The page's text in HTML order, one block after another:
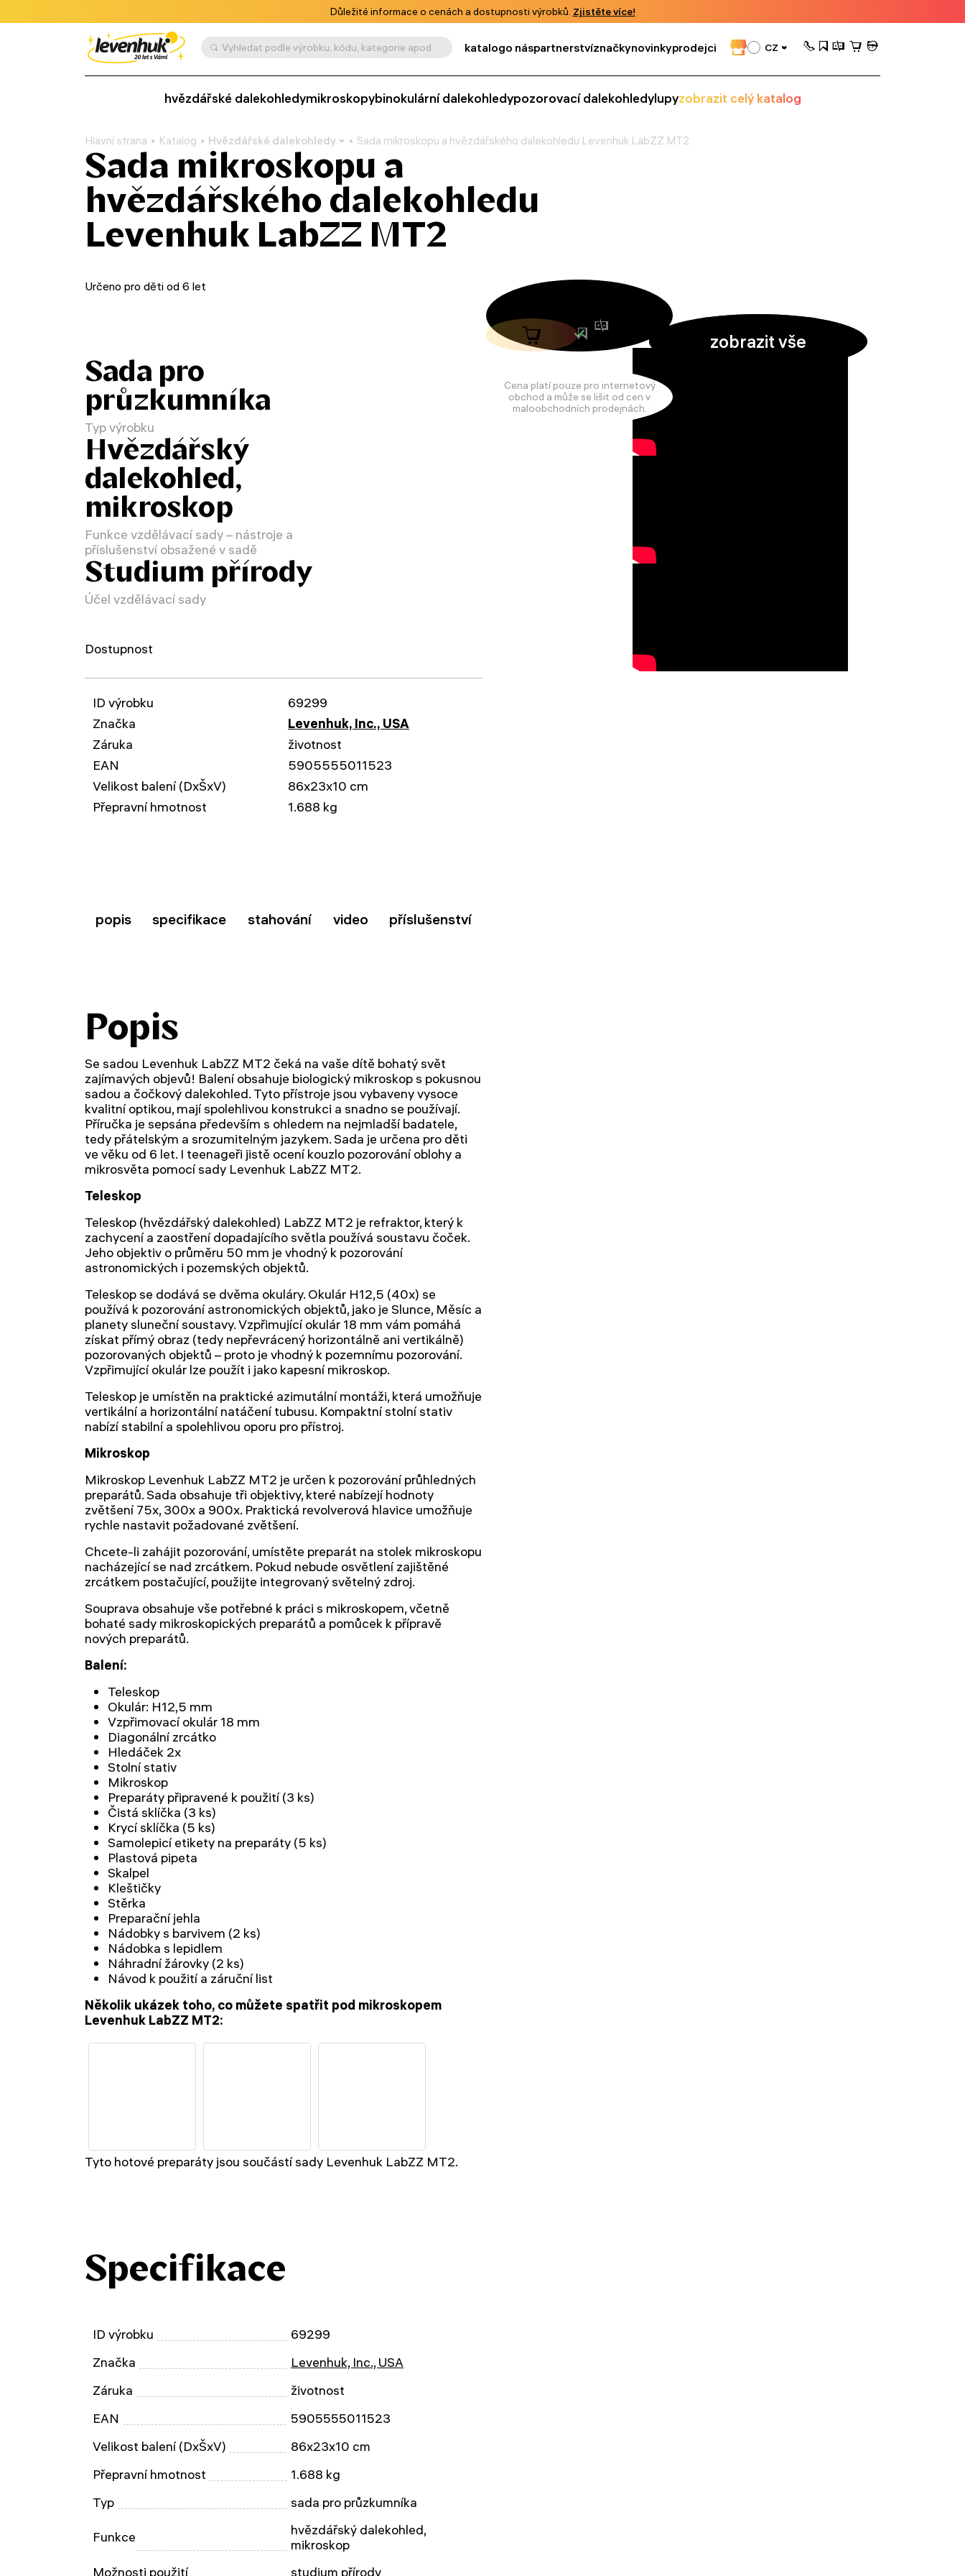
Důležité informace o cenách a dostupnosti výrobků. Zjistěte více!
Vyhledat podle výrobku, kódu, kategorie apod. katalogo náspartnerstvíznačkynovinkyprodejci CZ
hvězdářské dalekohledymikroskopybinokulární dalekohledypozorovací dalekohledylupyzobrazit celý katalog
Hlavní strana Katalog Hvězdářské dalekohledy Sada mikroskopu a hvězdářského dalekohledu Levenhuk LabZZ MT2
Sada mikroskopu a
hvězdářského dalekohledu
Levenhuk LabZZ MT2
zobrazit vše
Cena platí pouze pro internetový
obchod a může se lišit od cen v
maloobchodních prodejnách.
Určeno pro děti od 6 let
Sada pro
průzkumníka
Typ výrobku
Hvězdářský
dalekohled,
mikroskop
Funkce vzdělávací sady – nástroje a
příslušenství obsažené v sadě
Studium přírody
Účel vzdělávací sady
Dostupnost
ID výrobku
69299
Značka
Levenhuk, Inc., USA
Záruka
životnost
EAN
5905555011523
Velikost balení (DxŠxV)
86x23x10 cm
Přepravní hmotnost
1.688 kg
popis specifikace stahování video příslušenství
Popis
Se sadou Levenhuk LabZZ MT2 čeká na vaše dítě bohatý svět
zajímavých objevů! Balení obsahuje biologický mikroskop s pokusnou
sadou a čočkový dalekohled. Tyto přístroje jsou vybaveny vysoce
kvalitní optikou, mají spolehlivou konstrukci a snadno se používají.
Příručka je sepsána především s ohledem na nejmladší badatele,
tedy přátelským a srozumitelným jazykem. Sada je určena pro děti
ve věku od 6 let. I teenageři jistě ocení kouzlo pozorování oblohy a
mikrosvěta pomocí sady Levenhuk LabZZ MT2.
Teleskop
Teleskop (hvězdářský dalekohled) LabZZ MT2 je refraktor, který k
zachycení a zaostření dopadajícího světla používá soustavu čoček.
Jeho objektiv o průměru 50 mm je vhodný k pozorování
astronomických i pozemských objektů.
Teleskop se dodává se dvěma okuláry. Okulár H12,5 (40x) se
používá k pozorování astronomických objektů, jako je Slunce, Měsíc a
planety sluneční soustavy. Vzpřimující okulár 18 mm vám pomáhá
získat přímý obraz (tedy nepřevrácený horizontálně ani vertikálně)
pozorovaných objektů – proto je vhodný k pozemnímu pozorování.
Vzpřimující okulár lze použít i jako kapesní mikroskop.
Teleskop je umístěn na praktické azimutální montáži, která umožňuje
vertikální a horizontální natáčení tubusu. Kompaktní stolní stativ
nabízí stabilní a spolehlivou oporu pro přístroj.
Mikroskop
Mikroskop Levenhuk LabZZ MT2 je určen k pozorování průhledných
preparátů. Sada obsahuje tři objektivy, které nabízejí hodnoty
zvětšení 75x, 300x a 900x. Praktická revolverová hlavice umožňuje
rychle nastavit požadované zvětšení.
Chcete-li zahájit pozorování, umístěte preparát na stolek mikroskopu
nacházející se nad zrcátkem. Pokud nebude osvětlení zajištěné
zrcátkem postačující, použijte integrovaný světelný zdroj.
Souprava obsahuje vše potřebné k práci s mikroskopem, včetně
bohaté sady mikroskopických preparátů a pomůcek k přípravě
nových preparátů.
Balení:
Teleskop
Okulár: H12,5 mm
Vzpřimovací okulár 18 mm
Diagonální zrcátko
Hledáček 2x
Stolní stativ
Mikroskop
Preparáty připravené k použití (3 ks)
Čistá sklíčka (3 ks)
Krycí sklíčka (5 ks)
Samolepicí etikety na preparáty (5 ks)
Plastová pipeta
Skalpel
Kleštičky
Stěrka
Preparační jehla
Nádobky s barvivem (2 ks)
Nádobka s lepidlem
Náhradní žárovky (2 ks)
Návod k použití a záruční list
Několik ukázek toho, co můžete spatřit pod mikroskopem
Levenhuk LabZZ MT2:
Tyto hotové preparáty jsou součástí sady Levenhuk LabZZ MT2.
Specifikace
ID výrobku
69299
Značka
Levenhuk, Inc., USA
Záruka
životnost
EAN
5905555011523
Velikost balení (DxŠxV)
86x23x10 cm
Přepravní hmotnost
1.688 kg
Typ
sada pro průzkumníka
Funkce
hvězdářský dalekohled,
mikroskop
Možnosti použití
studium přírody